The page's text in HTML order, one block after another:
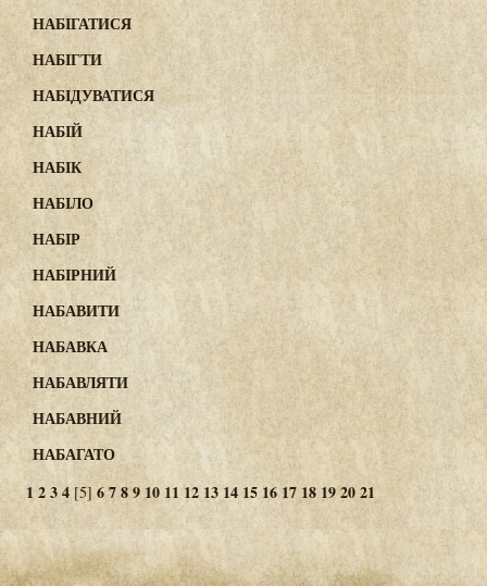
НАБІГАТИСЯ
НАБІГТИ
НАБІДУВАТИСЯ
НАБІЙ
НАБІК
НАБІЛО
НАБІР
НАБІРНИЙ
НАБАВИТИ
НАБАВКА
НАБАВЛЯТИ
НАБАВНИЙ
НАБАГАТО
1234 [5] 6789 10 11 12 1314 1516 17 18 192021